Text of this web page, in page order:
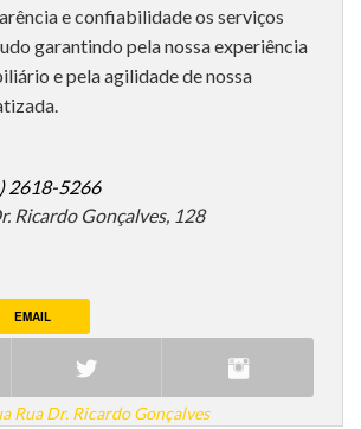
e confiabilidade os serviços
garantindo pela nossa experiência
e pela agilidade de nossa
2618-5266
Ricardo Gonçalves, 128
EMAIL
Rua Dr. Ricardo Gonçalves